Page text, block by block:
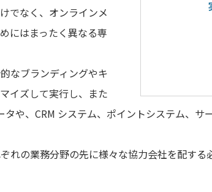
でなく、オンラインメ
にはまったく異なる専
なブランディングやキ
イズして実行し、また
や、CRM システム、ポイントシステム、
れの業務分野の先に様々な協力会社を配す